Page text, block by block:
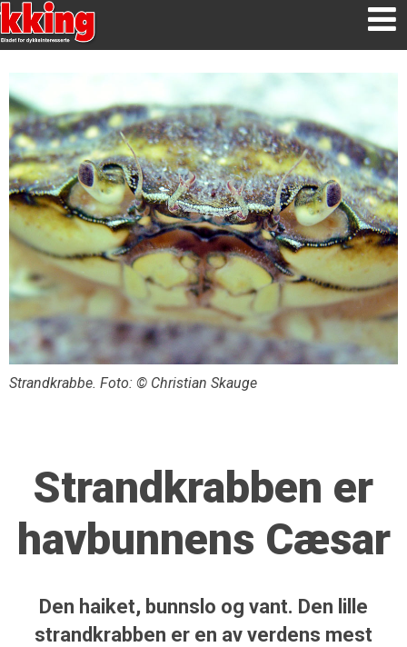
Strandkrabbe. Foto: © Christian Skauge
Strandkrabben er
havbunnens Cæsar
Den haiket, bunnslo og vant. Den lille
strandkrabben er en av verdens mest